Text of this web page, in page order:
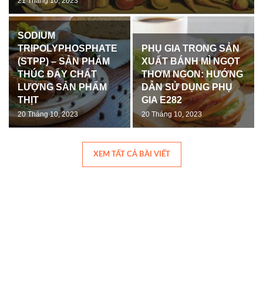
SODIUM
TRIPOLYPHOSPHATE
(STPP) – SẢN PHẨM
THÚC ĐẨY CHẤT
LƯỢNG SẢN PHẨM
THỊT
20 Tháng 10, 2023
PHỤ GIA TRONG SẢN
XUẤT BÁNH MÌ NGỌT
THƠM NGON: HƯỚNG
DẪN SỬ DỤNG PHỤ
GIA E282
20 Tháng 10, 2023
XEM TẤT CẢ BÀI VIẾT